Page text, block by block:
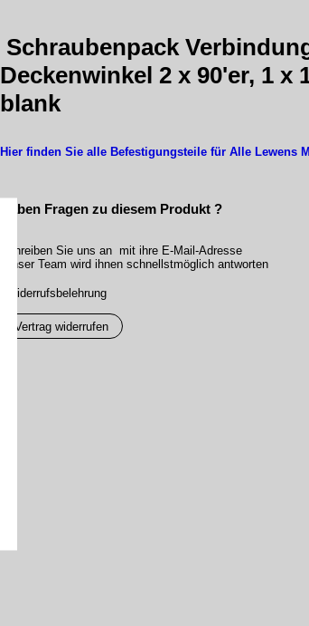
Schraubenpack
Deckenwinkel 2 x 90'er, 1 x
blank
Hier finden Sie alle Befestigungsteile für Alle Lewens
Haben Fragen zu diesem Produkt ?
Schreiben Sie uns an mit ihre E-Mail-Adresse
Unser Team wird ihnen schnellstmöglich antworten
▸Widerrufsbelehrung
Vertrag widerrufen